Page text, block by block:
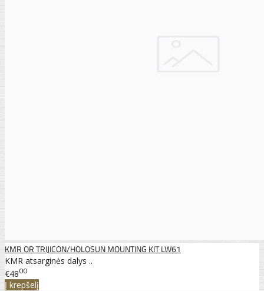
KMR OR TRIJICON/HOLOSUN MOUNTING KIT LW61
KMR atsarginės dalys ..
€4800
Į krepšelį